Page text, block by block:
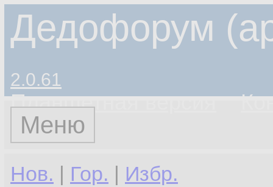
Дедофорум
2.0.61
Планшетная версия
Меню
Нов. | Гор. | Избр.